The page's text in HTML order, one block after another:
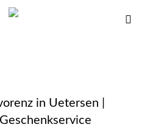
in Uetersen |